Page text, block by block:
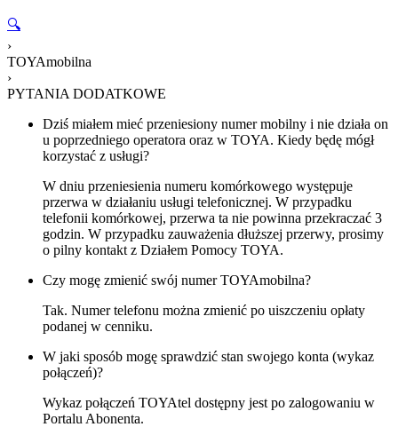
🔍
›
TOYAmobilna
›
PYTANIA DODATKOWE
Dziś miałem mieć przeniesiony numer mobilny i nie działa on
u poprzedniego operatora oraz w TOYA. Kiedy będę mógł
korzystać z usługi?
W dniu przeniesienia numeru komórkowego występuje
przerwa w działaniu usługi telefonicznej. W przypadku
telefonii komórkowej, przerwa ta nie powinna przekraczać 3
godzin. W przypadku zauważenia dłuższej przerwy, prosimy
o pilny kontakt z Działem Pomocy TOYA.
Czy mogę zmienić swój numer TOYAmobilna?
Tak. Numer telefonu można zmienić po uiszczeniu opłaty
podanej w cenniku.
W jaki sposób mogę sprawdzić stan swojego konta (wykaz
połączeń)?
Wykaz połączeń TOYAtel dostępny jest po zalogowaniu w
Portalu Abonenta.